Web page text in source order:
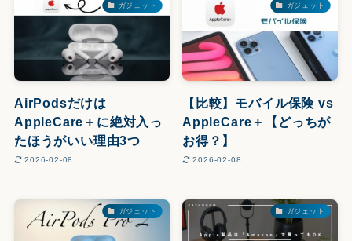
ガジェット
AirPodsだけは
AppleCare＋に絶対入っ
たほうがいい理由3つ
2026-02-08
ガジェット
【比較】モバイル保険 vs
AppleCare＋【どっちが
お得？】
2026-02-08
ガジェット ガジェット